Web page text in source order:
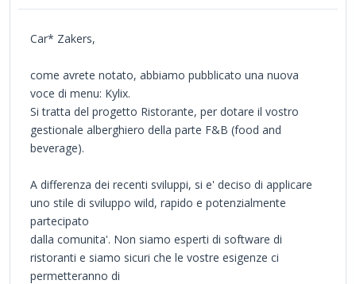
Car* Zakers,
come avrete notato, abbiamo pubblicato una nuova
voce di menu: Kylix.
Si tratta del progetto Ristorante, per dotare il vostro
gestionale alberghiero della parte F&B (food and
beverage).
A differenza dei recenti sviluppi, si e' deciso di applicare
uno stile di sviluppo wild, rapido e potenzialmente
partecipato
dalla comunita'. Non siamo esperti di software di
ristoranti e siamo sicuri che le vostre esigenze ci
permetteranno di